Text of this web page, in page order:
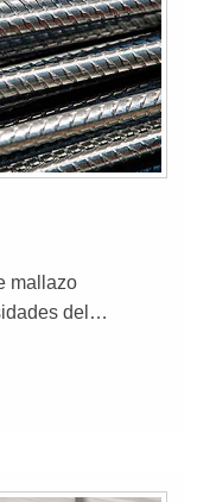
mallazo
del…